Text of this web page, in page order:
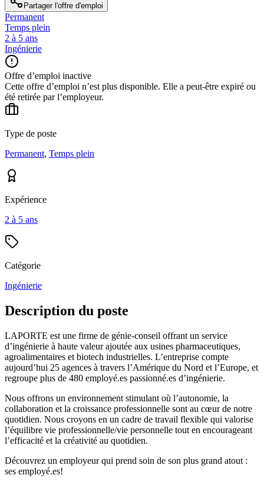
Partager l'offre d'emploi
Permanent
Temps plein
2 à 5 ans
Ingénierie
Offre d’emploi inactive
Cette offre d’emploi n’est plus disponible. Elle a peut-être expiré ou
été retirée par l’employeur.
Type de poste
Permanent, Temps plein
Expérience
2 à 5 ans
Catégorie
Ingénierie
Description du poste
LAPORTE est une firme de génie-conseil offrant un service
d’ingénierie à haute valeur ajoutée aux usines pharmaceutiques,
agroalimentaires et biotech industrielles. L’entreprise compte
aujourd’hui 25 agences à travers l’Amérique du Nord et l’Europe, et
regroupe plus de 480 employé.es passionné.es d’ingénierie.
Nous offrons un environnement stimulant où l’autonomie, la
collaboration et la croissance professionnelle sont au cœur de notre
quotidien. Nous croyons en un cadre de travail flexible qui valorise
l’équilibre vie professionnelle/vie personnelle tout en encourageant
l’efficacité et la créativité au quotidien.
Découvrez un employeur qui prend soin de son plus grand atout :
ses employé.es!